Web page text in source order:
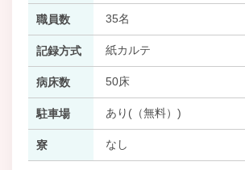
職員数 35名
記録方式 紙カルテ
病床数 50床
駐車場 あり(（無料）)
寮 なし